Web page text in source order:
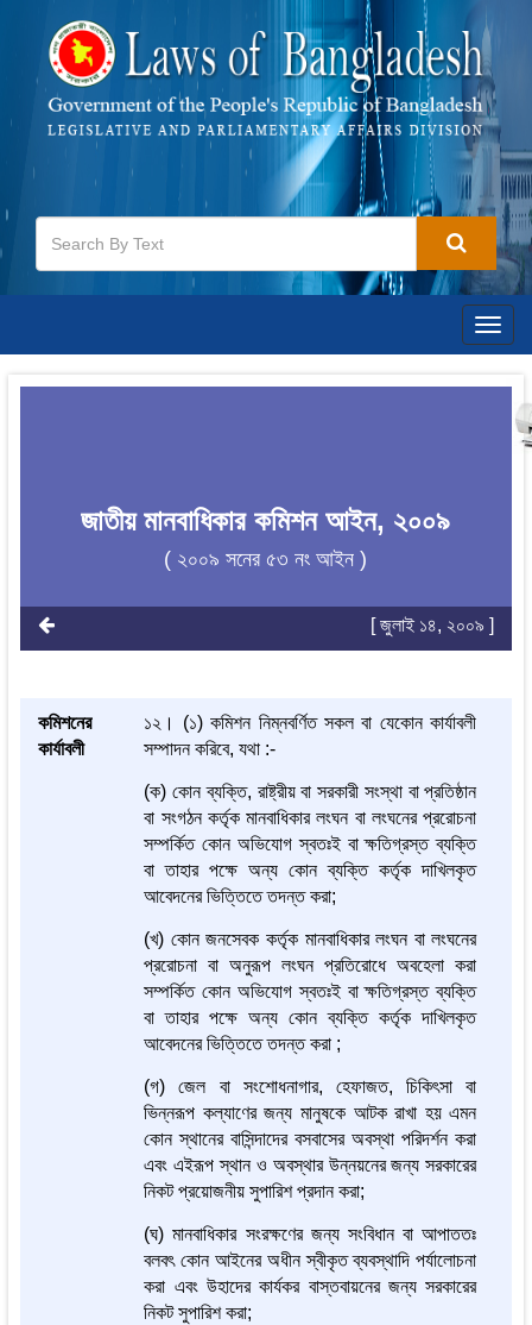
জাতীয় মানবাধিকার কমিশন আইন, ২০০৯
( ২০০৯ সনের ৫৩ নং আইন )
[ জুলাই ১৪, ২০০৯ ]
কমিশনের
কার্যাবলী
১২। (১) কমিশন নিম্নবর্ণিত সকল বা যেকোন কার্যাবলী
সম্পাদন করিবে, যথা :-
(ক) কোন ব্যক্তি, রাষ্ট্রীয় বা সরকারী সংস্থা বা প্রতিষ্ঠান
বা সংগঠন কর্তৃক মানবাধিকার লংঘন বা লংঘনের প্ররোচনা
সম্পর্কিত কোন অভিযোগ স্বতঃই বা ক্ষতিগ্রস্ত ব্যক্তি
বা তাহার পক্ষে অন্য কোন ব্যক্তি কর্তৃক দাখিলকৃত
আবেদনের ভিত্তিতে তদন্ত করা;
(খ) কোন জনসেবক কর্তৃক মানবাধিকার লংঘন বা লংঘনের
প্ররোচনা বা অনুরূপ লংঘন প্রতিরোধে অবহেলা করা
সম্পর্কিত কোন অভিযোগ স্বতঃই বা ক্ষতিগ্রস্ত ব্যক্তি
বা তাহার পক্ষে অন্য কোন ব্যক্তি কর্তৃক দাখিলকৃত
আবেদনের ভিত্তিতে তদন্ত করা ;
(গ) জেল বা সংশোধনাগার, হেফাজত, চিকিৎসা বা
ভিন্নরূপ কল্যাণের জন্য মানুষকে আটক রাখা হয় এমন
কোন স্থানের বাসিন্দাদের বসবাসের অবস্থা পরিদর্শন করা
এবং এইরূপ স্থান ও অবস্থার উন্নয়নের জন্য সরকারের
নিকট প্রয়োজনীয় সুপারিশ প্রদান করা;
(ঘ) মানবাধিকার সংরক্ষণের জন্য সংবিধান বা আপাততঃ
বলবৎ কোন আইনের অধীন স্বীকৃত ব্যবস্থাদি পর্যালোচনা
করা এবং উহাদের কার্যকর বাস্তবায়নের জন্য সরকারের
নিকট সুপারিশ করা;